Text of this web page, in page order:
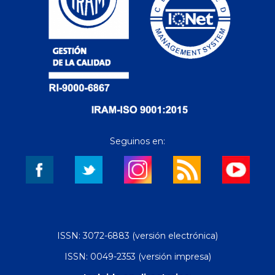
Seguinos en:
ISSN: 3072-6883 (versión electrónica)
ISSN: 0049-2353 (versión impresa)